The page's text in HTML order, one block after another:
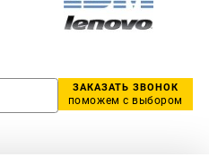
ЗАКАЗАТЬ ЗВОНОК
поможем с выбором